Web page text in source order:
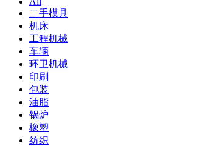
二手模具
机床
工程机械
车辆
环卫机械
印刷
包装
油脂
锅炉
橡塑
纺织